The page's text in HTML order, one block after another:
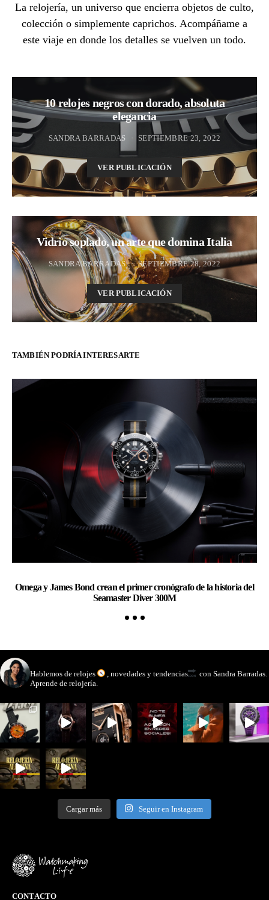
La relojería, un universo que encierra objetos de culto,
colección o simplemente caprichos. Acompáñame a
este viaje en donde los detalles se vuelven un todo.
10 relojes negros con dorado, absoluta
elegancia
SANDRA BARRADAS SEPTIEMBRE 23, 2022
VER PUBLICACIÓN
Vidrio soplado, un arte que domina Italia
SANDRA BARRADAS SEPTIEMBRE 28, 2022
VER PUBLICACIÓN
TAMBIÉN PODRÍA INTERESARTE
Omega y James Bond crean el primer cronógrafo de la historia del
Seamaster Diver 300M
Hablemos de relojes , novedades y tendencias
con Sandra Barradas.
Aprende de relojería.
Cargar más Seguir en Instagram
CONTACTO